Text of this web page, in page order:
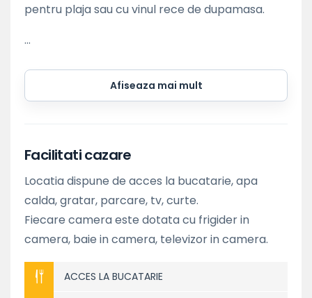
pentru plaja sau cu vinul rece de dupamasa.
...
Afiseaza mai mult
Facilitati cazare
Locatia dispune de acces la bucatarie, apa
calda, gratar, parcare, tv, curte.
Fiecare camera este dotata cu frigider in
camera, baie in camera, televizor in camera.
ACCES LA BUCATARIE